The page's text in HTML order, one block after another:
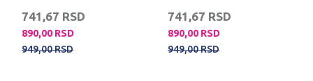
741,67 RSD
890,00 RSD
949,00RSD
741,67 RSD
890,00 RSD
949,00RSD